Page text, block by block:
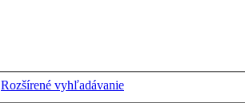
Rozšírené vyhľadávanie